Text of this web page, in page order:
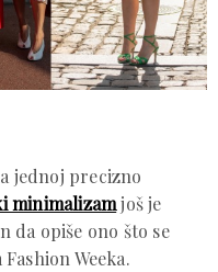
jednoj precizno
minimalizamjoš je
da opiše ono što se
Weeka.